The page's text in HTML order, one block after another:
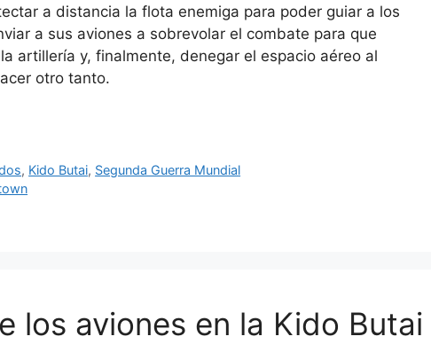
a distancia la flota enemiga para poder guiar a los
a sus aviones a sobrevolar el combate para que
artillería y, finalmente, denegar el espacio aéreo al
otro tanto.
, Kido Butai, Segunda Guerra Mundial
los aviones en la Kido Butai